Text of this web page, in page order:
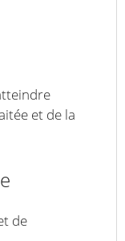
et de la
de